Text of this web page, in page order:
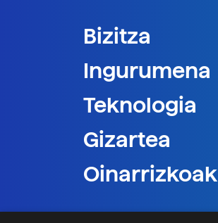
Bizitza
Ingurumena
Teknologia
Gizartea
Oinarrizkoak